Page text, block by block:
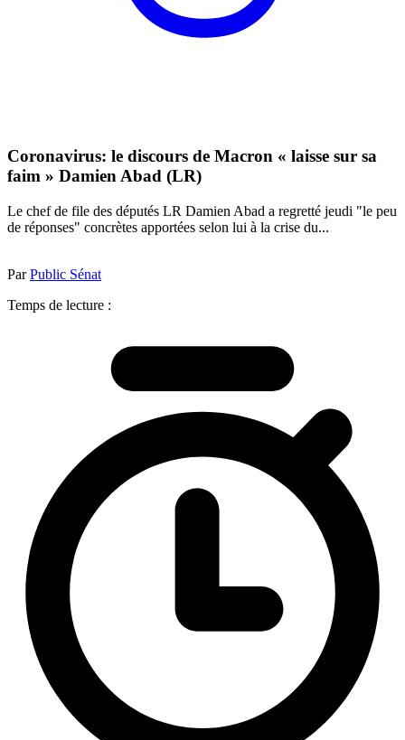
Coronavirus: le discours de Macron « laisse sur sa
faim » Damien Abad (LR)
Le chef de file des députés LR Damien Abad a regretté jeudi "le peu
de réponses" concrètes apportées selon lui à la crise du...
ParPublic Sénat
Temps de lecture :